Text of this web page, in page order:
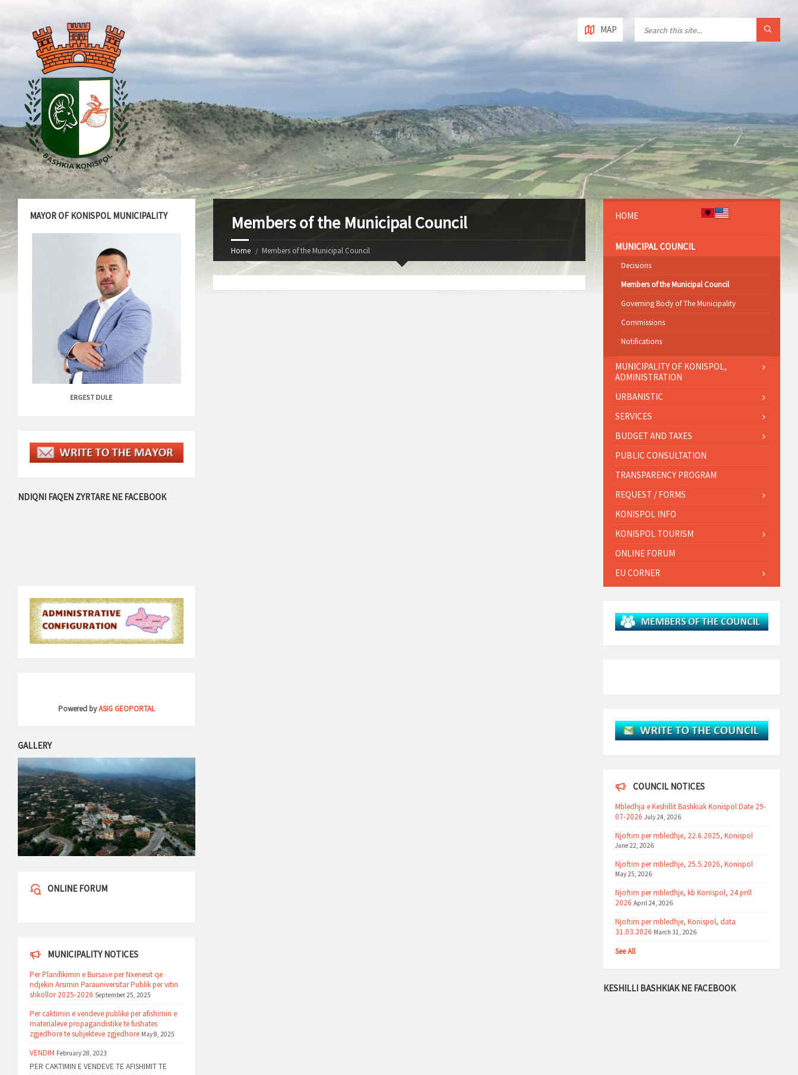
MAP
Members of the Municipal Council
Home Members of the Municipal Council
MAYOR OF KONISPOL MUNICIPALITY
ERGEST DULE
NDIQNI FAQEN ZYRTARE NE FACEBOOK
Powered byASIG GEOPORTAL
GALLERY
ONLINE FORUM
MUNICIPALITY NOTICES
Per Planifikimin e Bursave per Nxenesit qe
ndjekin Arsimin Parauniversitar Publik per vitin
shkollor 2025-2026 September 25, 2025
Per caktimin e vendeve publike per afishimin e
materialeve propagandistike te fushates
zgjedhore te subjekteve zgjedhore May 8, 2025
VENDIM February 28, 2023
PER CAKTIMIN E VENDEVE TE AFISHIMIT TE
HOME
MUNICIPAL COUNCIL
Decisions
Members of the Municipal Council
Governing Body of The Municipality
Commissions
Notifications
MUNICIPALITY OF KONISPOL,
ADMINISTRATION
URBANISTIC
SERVICES
BUDGET AND TAXES
PUBLIC CONSULTATION
TRANSPARENCY PROGRAM
REQUEST / FORMS
KONISPOL INFO
KONISPOL TOURISM
ONLINE FORUM
EU CORNER
COUNCIL NOTICES
Mbledhja e Keshillit Bashkiak Konispol Date 29-
07-2026 July 24, 2026
Njoftim per mbledhje, 22.6.2025, Konispol
June 22, 2026
Njoftim per mbledhje, 25.5.2026, Konispol
May 25, 2026
Njoftim per mbledhje, kb Konispol, 24 prill
2026 April 24, 2026
Njoftim per mbledhje, Konispol, data
31.03.2026 March 31, 2026
See All
KESHILLI BASHKIAK NE FACEBOOK